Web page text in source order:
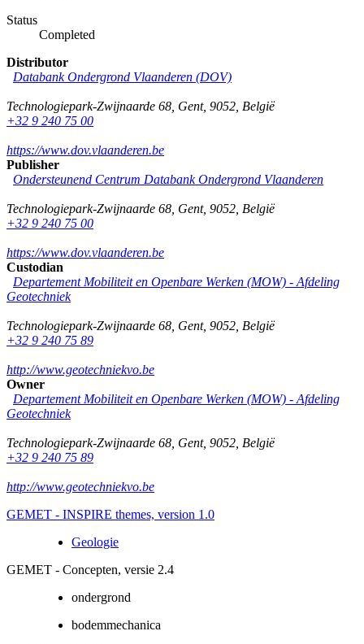
Status
Completed
Distributor
Databank Ondergrond Vlaanderen (DOV)
Technologiepark-Zwijnaarde 68 Gent, 9052 België
+32 9 240 75 00
https://www.dov.vlaanderen.be
Publisher
Ondersteunend Centrum Databank Ondergrond Vlaanderen
Technologiepark-Zwijnaarde 68 Gent, 9052 België
+32 9 240 75 00
https://www.dov.vlaanderen.be
Custodian
Departement Mobiliteit en Openbare Werken (MOW) - Afdeling
Geotechniek
Technologiepark-Zwijnaarde 68 Gent, 9052 België
+32 9 240 75 89
http://www.geotechniekvo.be
Owner
Departement Mobiliteit en Openbare Werken (MOW) - Afdeling
Geotechniek
Technologiepark-Zwijnaarde 68 Gent, 9052 België
+32 9 240 75 89
http://www.geotechniekvo.be
GEMET - INSPIRE themes, version 1.0
Geologie
GEMET - Concepten, versie 2.4
ondergrond
bodemmechanica